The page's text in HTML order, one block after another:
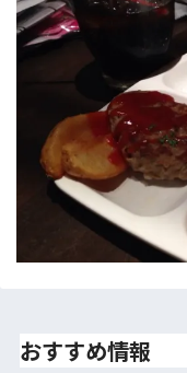
おすすめ情報